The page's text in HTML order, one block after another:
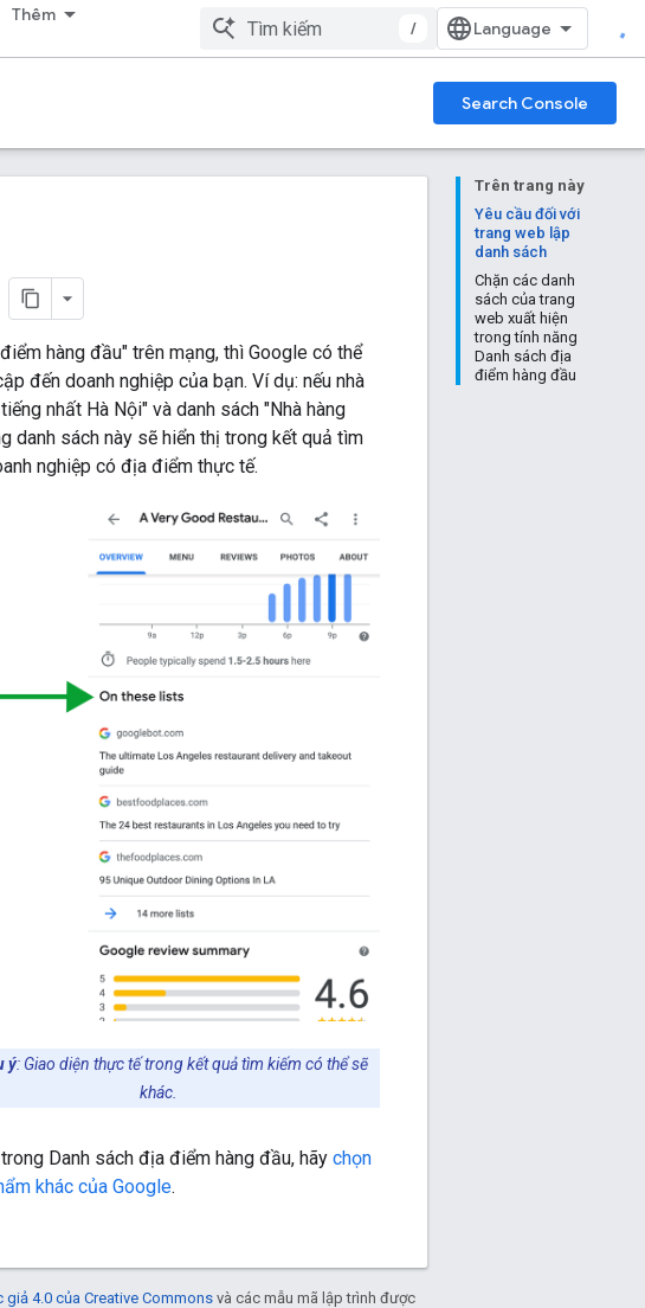
Thêm
/
Search Console
Trên trang này
Yêu cầu đối với
trang web lập
danh sách
Chặn các danh
sách của trang
web xuất hiện
trong tính năng
Danh sách địa
điểm hàng đầu
hàng đầu" trên mạng, thì Google có thể
đến doanh nghiệp của bạn. Ví dụ: nếu nhà
nhất Hà Nội" và danh sách "Nhà hàng
danh sách này sẽ hiển thị trong kết quả tìm
nghiệp có địa điểm thực tế.
ý: Giao diện thực tế trong kết quả tìm kiếm có thể sẽ
khác.
Danh sách địa điểm hàng đầu, hãy chọn
khác của Google.
giả 4.0 của Creative Commons và các mẫu mã lập trình được